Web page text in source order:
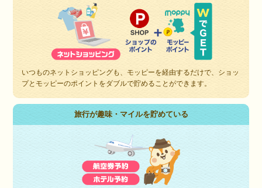
いつものネットショッピングも、モッピーを経由するだけで、ショッ
プとモッピーのポイントをダブルで貯めることができます。
旅行が趣味・マイルを貯めている